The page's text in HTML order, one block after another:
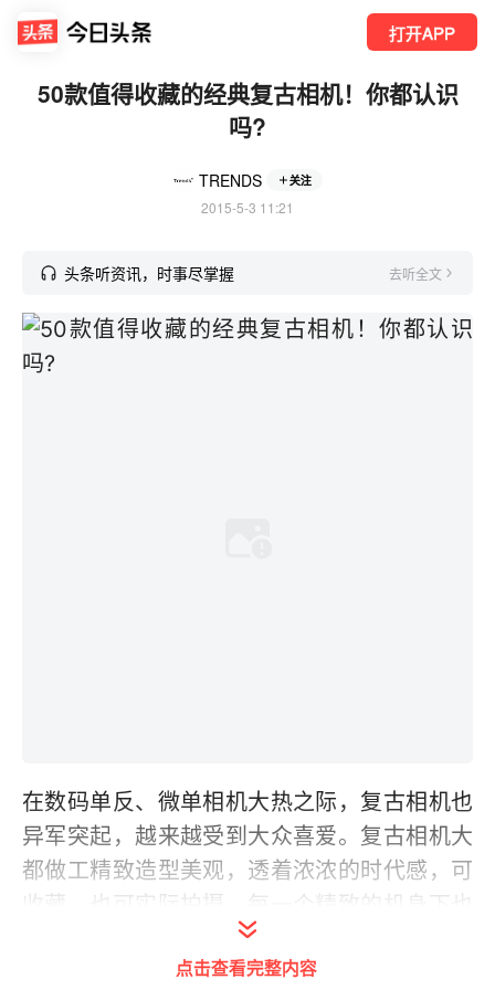
打开APP
50款值得收藏的经典复古相机！你都认识
吗?
TRENDS 关注
2015-5-3 11:21
头条听资讯，时事尽掌握 去听全文
在数码单反、微单相机大热之际，复古相机也
异军突起，越来越受到大众喜爱。复古相机大
都做工精致造型美观，透着浓浓的时代感，可
收藏，也可实际拍摄。每一个精致的机身下也
许都藏着一篇美丽的故事，一段秘密的历史。
点击查看完整内容